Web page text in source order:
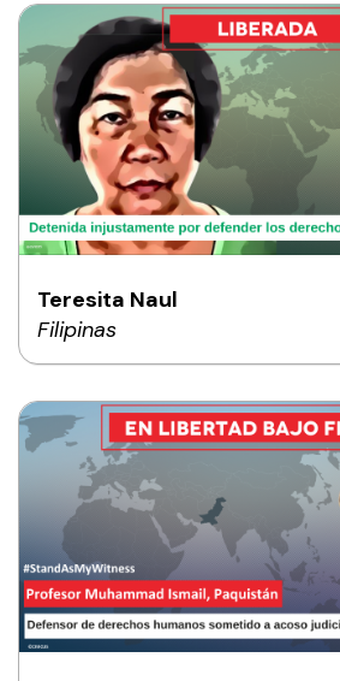
Teresita Naul
Filipinas